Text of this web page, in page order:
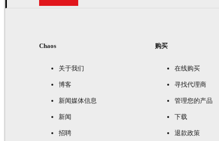
Chaos
关于我们
博客
新闻媒体信息
新闻
招聘
购买
在线购买
寻找代理商
管理您的产品
下载
退款政策